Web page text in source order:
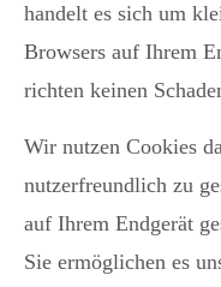
handelt es sich um
Browsers auf Ihrem
richten keinen
Wir nutzen Cookies
nutzerfreundlich zu
auf Ihrem Endgerät
Sie ermöglichen es